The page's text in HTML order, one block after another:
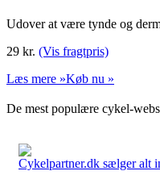
Udover at være tynde og
29 kr. (Vis fragtpris)
Læs mere »Køb nu »
De mest populære cykel-
Cykelpartner.dk sælger alt